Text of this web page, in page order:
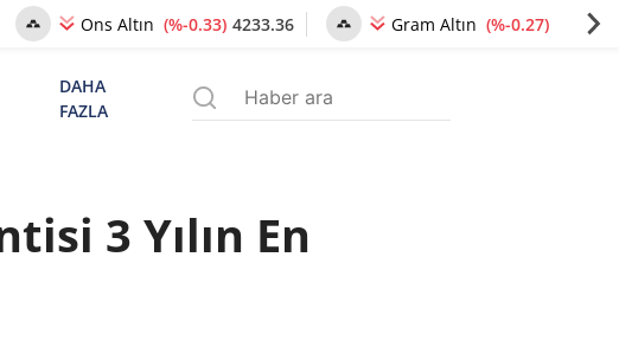
Ons Altın (%-0.33) 4233.36 Gram Altın (%-0.27) 6478.24
DAHA
FAZLA
3 Yılın En